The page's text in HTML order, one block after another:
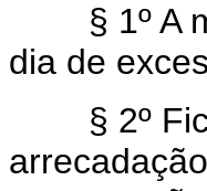
§ 1º A
dia de
§ 2º